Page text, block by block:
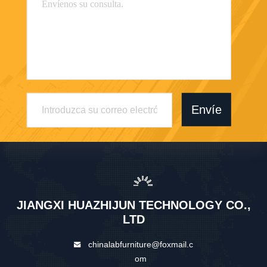
Envíe
JIANGXI HUAZHIJUN TECHNOLOGY CO.,
LTD
chinalabfurniture@foxmail.c
om